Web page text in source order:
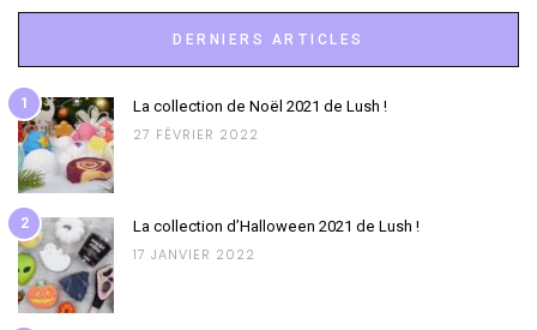
DERNIERS ARTICLES
1 La collection de Noël 2021 de Lush !
27 FÉVRIER 2022
2 La collection d’Halloween 2021 de Lush !
17 JANVIER 2022